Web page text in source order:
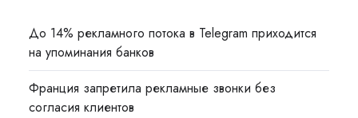
До 14% рекламного потока в Telegram приходится
на упоминания банков
Франция запретила рекламные звонки без
согласия клиентов